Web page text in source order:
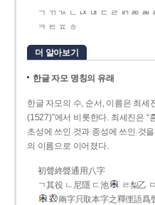
ㄱ ㄲ ㄳ ㄴ ㄵ ㄶ ㄷ ㄹ ㄺ ㄻ ㄼ
ㅋ ㅌ ㅍ ㅎ
더 알아보기
한글 자모 명칭의 유래
한글 자모의 수, 순서, 이름은 최세
(1527)”에서 비롯한다. 최세진은 “
초성에 쓰인 것과 종성에 쓰인 것
의 이름으로 이어졌다.
初聲終聲通用八字
ㄱ其役 ㄴ尼隱 ㄷ池
ㄹ梨乙
兩字只取本字之釋俚語爲